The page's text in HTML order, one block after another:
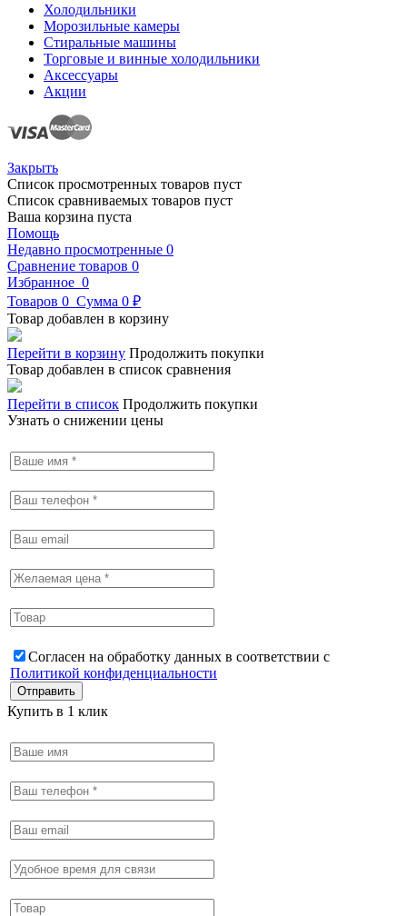
Холодильники
Морозильные камеры
Стиральные машины
Торговые и винные холодильники
Аксессуары
Акции
Закрыть
Список просмотренных товаров пуст
Список сравниваемых товаров пуст
Ваша корзина пуста
Помощь
Недавно просмотренные 0
Сравнение товаров 0
Избранное 0
Товаров 0 Сумма 0 ₽
Товар добавлен в корзину
Перейти в корзину Продолжить покупки
Товар добавлен в список сравнения
Перейти в список Продолжить покупки
Узнать о снижении цены
Согласен на обработку данных в соответствии с
Политикой конфиденциальности
Купить в 1 клик